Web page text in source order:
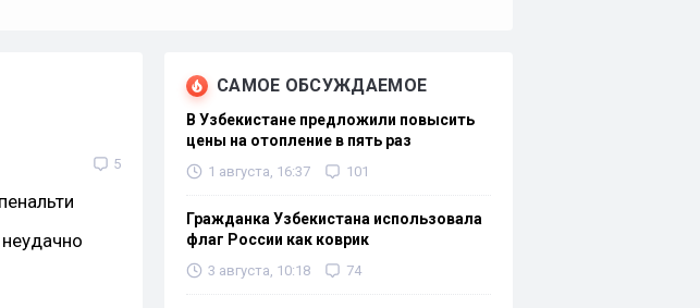
5
САМОЕ ОБСУЖДАЕМОЕ
В Узбекистане предложили повысить
цены на отопление в пять раз
1 августа, 16:37 101
Гражданка Узбекистана использовала
флаг России как коврик
3 августа, 10:18 74